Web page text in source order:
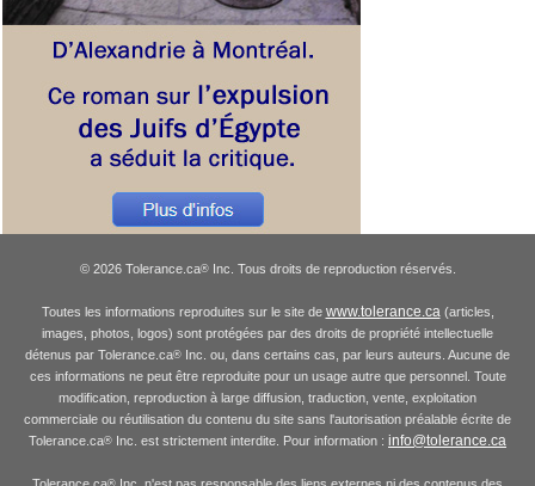
© 2026 Tolerance.ca®Inc. Tous droits de reproduction réservés.
Toutes les informations reproduites sur le site de www.tolerance.ca(articles,
images, photos, logos) sont protégées par des droits de propriété intellectuelle
détenus par Tolerance.ca® Inc. ou, dans certains cas, par leurs auteurs. Aucune de
ces informations ne peut être reproduite pour un usage autre que personnel. Toute
modification, reproduction à large diffusion, traduction, vente, exploitation
commerciale ou réutilisation du contenu du site sans l'autorisation préalable écrite de
Tolerance.ca® Inc. est strictement interdite. Pour information : info@tolerance.ca